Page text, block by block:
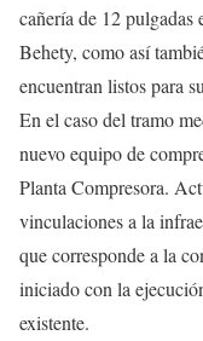
cañería de 12 pulgadas
Behety, como así
encuentran listos para
En el caso del tramo
nuevo equipo de
Planta Compresora.
vinculaciones a la
que corresponde a la
iniciado con la
existente.